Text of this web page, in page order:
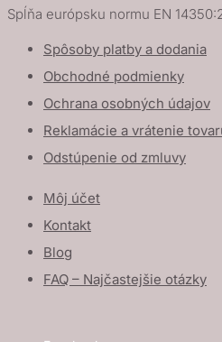
Spĺňa európsku normu EN
Spôsoby platby a dodania
Obchodné podmienky
Ochrana osobných údajov
Reklamácie a vrátenie
Odstúpenie od zmluvy
Môj účet
Kontakt
Blog
FAQ – Najčastejšie otázky